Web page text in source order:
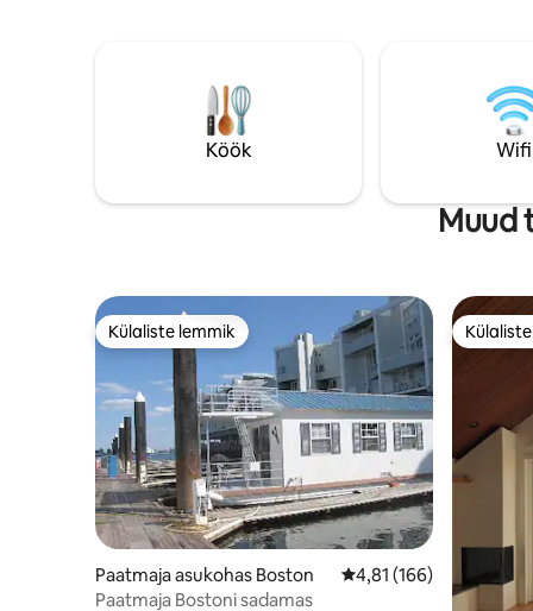
pesumasin/kuivati ja palju muud. Lihtne
jalutuskäik söögikohtade, kinkepoodide,
populaarse laudtee, ajaloolise karusselli,
esmatarbekaupade poodide ja muu
puhkuseks või perega lõbutsemiseks!
teenust
Köök Wifi
Muud
Külaliste lemmik
Külaliste lemmik
Paatmaja asukohas Boston Keskmine hinnang
4,81 (166)
Paatmaja Bostoni sadamas